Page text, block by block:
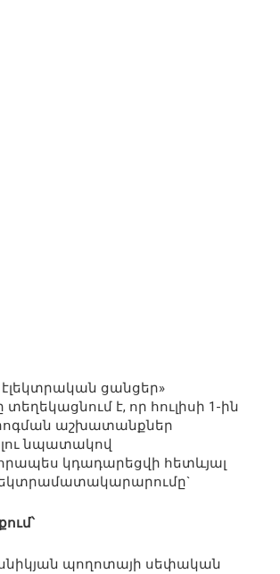
ցանցեր»
տեղեկացնում է, որ հուլիսի 1-ին
աշխատանքներ
նպատակով
կդադարեցվի հետևյալ
պողոտայի սեփական